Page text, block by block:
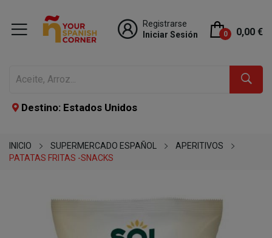
Registrarse
Iniciar Sesión
0 0,00 €
Destino: Estados Unidos
INICIO SUPERMERCADO ESPAÑOL
APERITIVOS
PATATAS FRITAS -SNACKS